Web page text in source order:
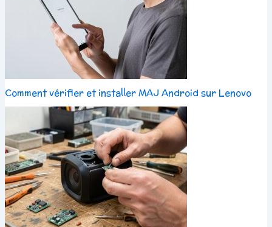
Comment vérifier et installer MAJ Android sur Lenovo